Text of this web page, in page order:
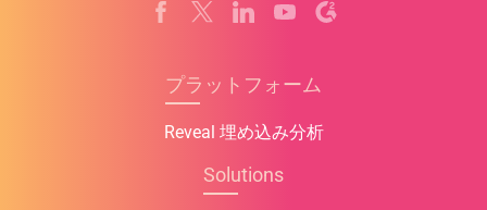
プラットフォーム
Reveal 埋め込み分析
Solutions